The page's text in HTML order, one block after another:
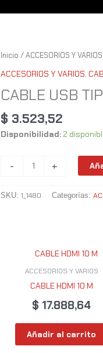
Inicio /ACCESORIOS Y VARIOS
ACCESORIOS Y VARIOS,
CABLE USB
$ 3.523,52
Disponibilidad: 2
-
CABLE
C
1.5
M
cantidad
+
SKU: 1_1480 Categorías:
ACCESORIOS Y VARIOS
CABLE HDMI 10 M
$ 17.888,64
Añadir al carrito